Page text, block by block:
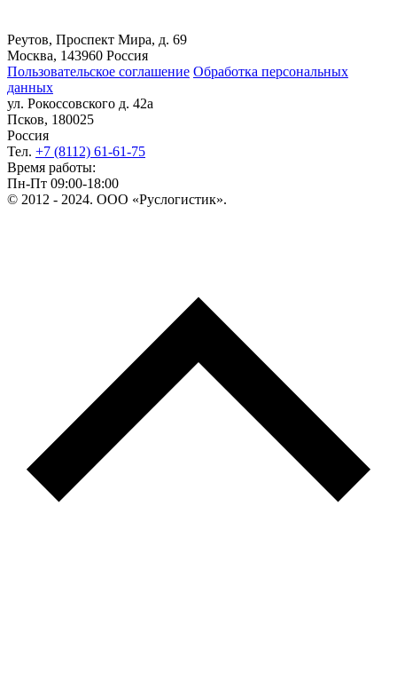
Реутов, Проспект Мира, д. 69
Москва, 143960 Россия
Пользовательское соглашение Обработка персональных
данных
ул. Рокоссовского д. 42а
Псков, 180025
Россия
Тел. +7 (8112) 61-61-75
Время работы:
Пн-Пт 09:00-18:00
© 2012 - 2024. ООО «Руслогистик».